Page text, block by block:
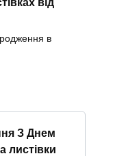
в
З Днем
листівки